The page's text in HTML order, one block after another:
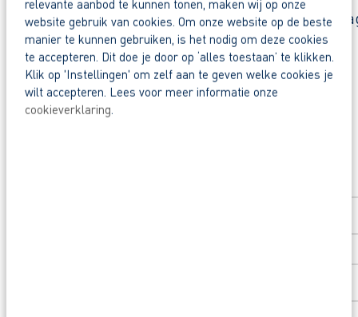
relevante aanbod te kunnen tonen, maken wij op onze
website gebruik van cookies. Om onze website op de beste
manier te kunnen gebruiken, is het nodig om deze cookies
te accepteren. Dit doe je door op ‘alles toestaan’ te klikken.
Klik op 'Instellingen' om zelf aan te geven welke cookies je
wilt accepteren. Lees voor meer informatie onze
cookieverklaring.
Reageer nu op deze vacature. Al binnen 1
Waarom solliciteren via AB Vakwerk?
Snel naar een vast contract.
Beoordeeld door flexkrachten met een 9+.
Deel deze vacature: